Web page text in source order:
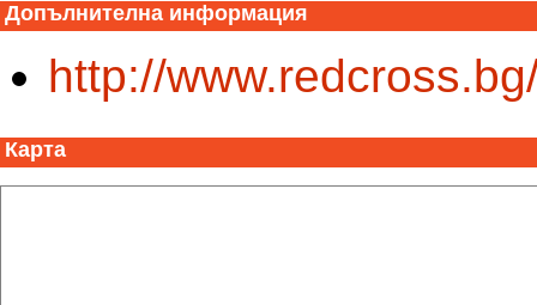
Допълнителна информация
http://
Карта